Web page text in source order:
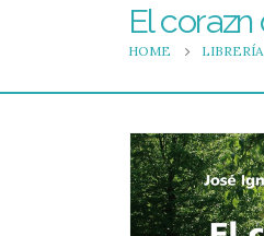
El
HOME LIBRERÍA